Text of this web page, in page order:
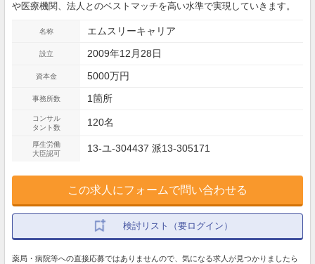
や医療機関、法人とのベストマッチを高い水準で実現していきます。
名称 エムスリーキャリア
設立 2009年12月28日
資本金 5000万円
事務所数 1箇所
コンサル
タント数
120名
厚生労働
大臣認可
13-ユ-304437 派13-305171
この求人にフォームで問い合わせる
検討リスト（要ログイン）
薬局・病院等への直接応募ではありませんので、気になる求人が見つかりましたら